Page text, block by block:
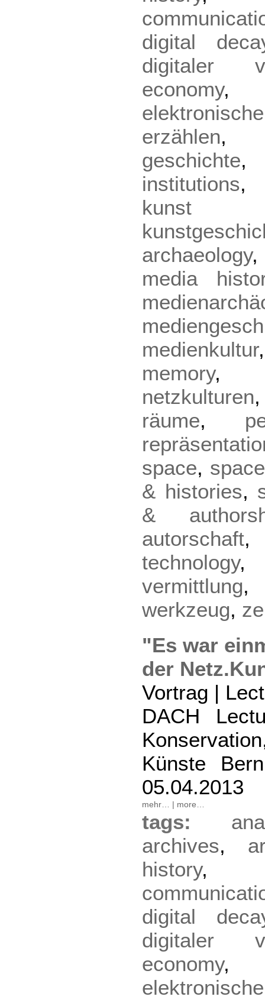
digital
digitaler
economy
erzählen
geschichte
institutions
kunst
archaeology
media
medienkultur
memory
netzkulturen
räume,
space,
& histories,
&
autorschaft
technology
vermittlung
werkzeug,
"Es war
der
Vortrag |
DACH
Künste
05.04.2013
mehr… | more…
tags:
archives,
history
digital
digitaler
economy